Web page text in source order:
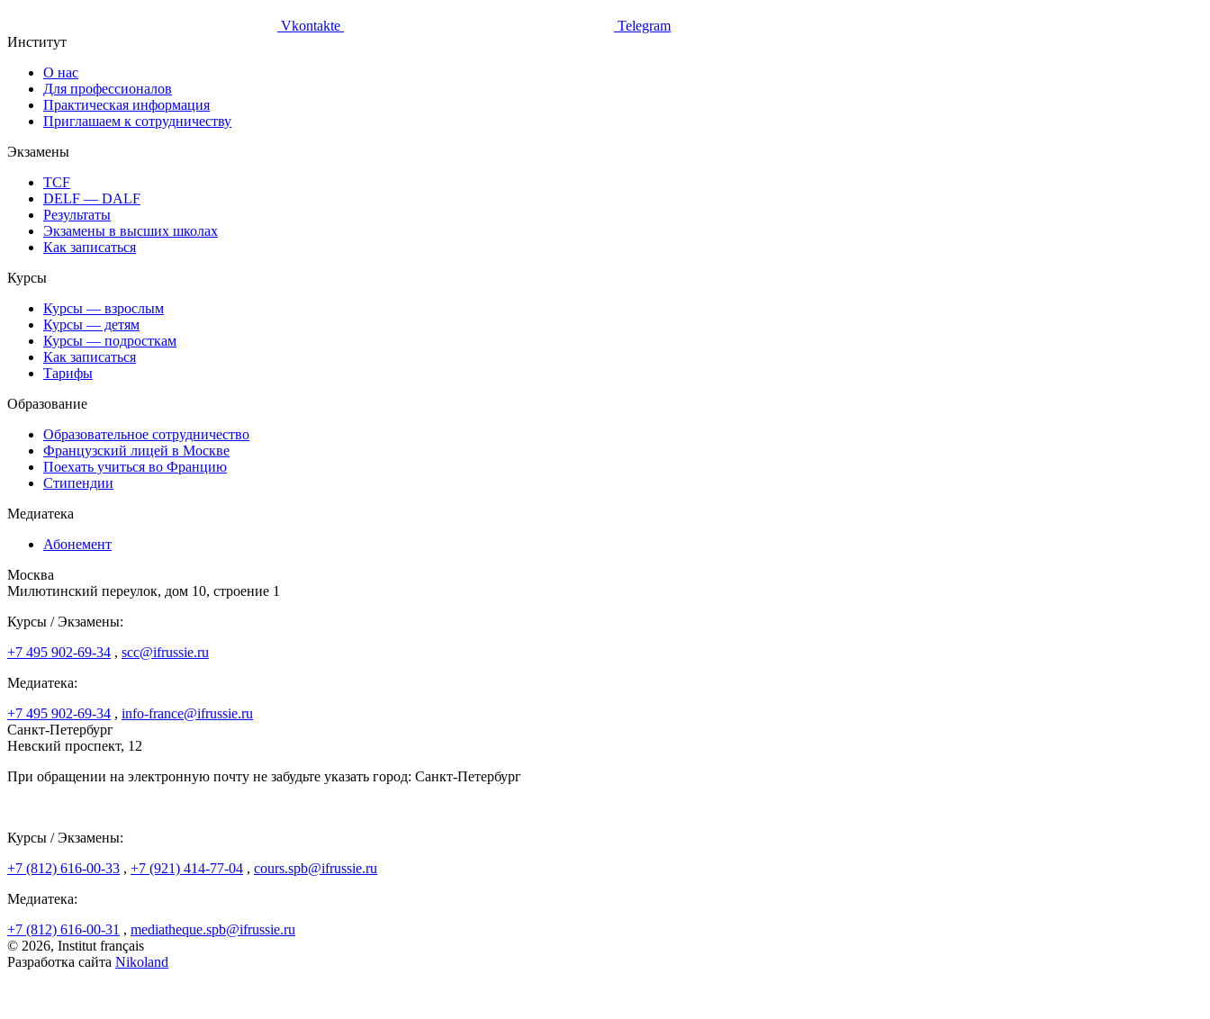
Vkontakte
Telegram
Институт
О нас
Для профессионалов
Практическая информация
Приглашаем к сотрудничеству
Экзамены
TCF
DELF — DALF
Результаты
Экзамены в высших школах
Как записаться
Курсы
Курсы — взрослым
Курсы — детям
Курсы — подросткам
Как записаться
Тарифы
Образование
Образовательное сотрудничество
Французский лицей в Москве
Поехать учиться во Францию
Стипендии
Медиатека
Абонемент
Москва
Милютинский переулок, дом 10, строение 1
Курсы / Экзамены:
+7 495 902-69-34 , scc@ifrussie.ru
Медиатека:
+7 495 902-69-34 , info-france@ifrussie.ru
Санкт-Петербург
Невский проспект, 12
При обращении на электронную почту не забудьте указать город: Санкт-Петербург
Курсы / Экзамены:
+7 (812) 616-00-33 , +7 (921) 414-77-04 , cours.spb@ifrussie.ru
Медиатека:
+7 (812) 616-00-31 , mediatheque.spb@ifrussie.ru
© 2026, Institut français
Разработка сайта Nikoland